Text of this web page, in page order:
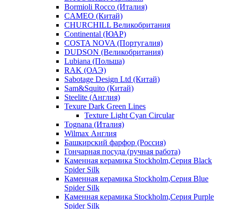
Bormioli Rocco (Италия)
CAMEO (Китай)
CHURCHILL Великобритания
Continental (ЮАР)
COSTA NOVA (Португалия)
DUDSON (Великобритания)
Lubiana (Польша)
RAK (ОАЭ)
Sabotage Design Ltd (Китай)
Sam&Squito (Китай)
Steelite (Англия)
Texure Dark Green Lines
Texture Light Cyan Circular
Tognana (Италия)
Wilmax Англия
Башкирский фарфор (Россия)
Гончарная посуда (ручная работа)
Каменная керамика Stockholm,Серия Black
Spider Silk
Каменная керамика Stockholm,Серия Blue
Spider Silk
Каменная керамика Stockholm,Серия Purple
Spider Silk